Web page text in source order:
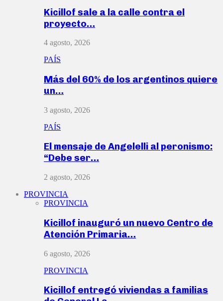
Kicillof sale a la calle contra el
proyecto…
4 agosto, 2026
PAÍS
Más del 60% de los argentinos quiere
un…
3 agosto, 2026
PAÍS
El mensaje de Angelelli al peronismo:
“Debe ser…
2 agosto, 2026
PROVINCIA
PROVINCIA
Kicillof inauguró un nuevo Centro de
Atención Primaria…
6 agosto, 2026
PROVINCIA
Kicillof entregó viviendas a familias